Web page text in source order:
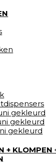
gekleurd
gekleurd
gekleurd
+ KLOMPEN